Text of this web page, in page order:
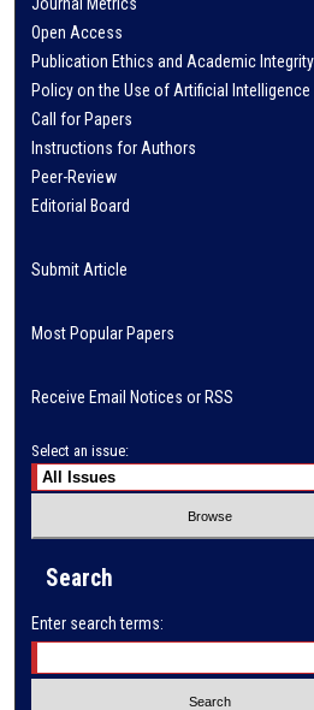
Open Access
Publication Ethics and Academic Integrity
Policy on the Use of Artificial Intelligence
Call for Papers
Instructions for Authors
Peer-Review
Editorial Board
Submit Article
Most Popular Papers
Receive Email Notices or RSS
Select an issue:
Search
Enter search terms: